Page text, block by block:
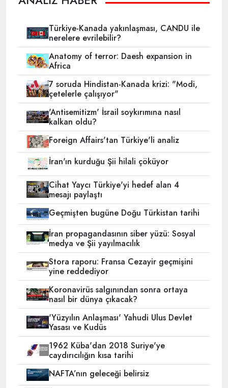
Türkiye-Kanada yakınlaşması, CANDU ile
nerelere evrilebilir?
Anatomy of terror: Daesh expansion in
Africa
7 soruda Hindistan-Kanada krizi: "Modi,
çetelerle çalışıyor"
'Antisemitizm' İsrail soykırımına nasıl
kalkan oldu?
Foreign Affairs'tan Türkiye'li analiz
İran'ın kurduğu Şii hilali çöküyor
Cihat Yaycı Türkiye'yi hedef alan 4
mesajı paylaştı
Geçmişten bugüne Doğu Türkistan tarihi
İran propagandasının siber yüzü: Sosyal
medya ve Şii yayılmacılık
Stora raporu: Fransa Cezayir geçmişini
yine reddediyor
Koronavirüs salgınından sonra ortaya
nasıl bir dünya çıkacak?
'Yüzyılın Anlaşması' Yahudi Ulus Devlet
Yasası ve Kudüs
1962 Küba'dan 2018 Suriye'ye
caydırıcılığın kısa tarihi
NAFTA’nın geleceği belirsiz